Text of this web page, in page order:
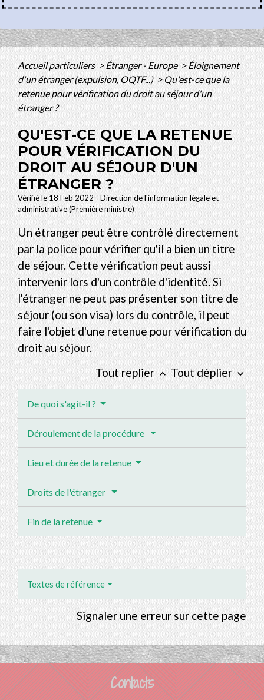
Accueil particuliers> Étranger - Europe> Éloignement
d'un étranger (expulsion, OQTF...) > Qu'est-ce que la
retenue pour vérification du droit au séjour d'un
étranger ?
QU'EST-CE QUE LA RETENUE
POUR VÉRIFICATION DU
DROIT AU SÉJOUR D'UN
ÉTRANGER ?
Vérifié le 18 Feb 2022 - Direction de l'information légale et
administrative (Première ministre)
Un étranger peut être contrôlé directement
par la police pour vérifier qu'il a bien un titre
de séjour. Cette vérification peut aussi
intervenir lors d'un contrôle d'identité. Si
l'étranger ne peut pas présenter son titre de
séjour (ou son visa) lors du contrôle, il peut
faire l'objet d'une retenue pour vérification du
droit au séjour.
Tout replier keyboard_arrow_up Tout déplier keyboard_arrow_down
De quoi s'agit-il ?
Déroulement de la procédure
Lieu et durée de la retenue
Droits de l'étranger
Fin de la retenue
Textes de référence
Signaler une erreur sur cette page
Contacts